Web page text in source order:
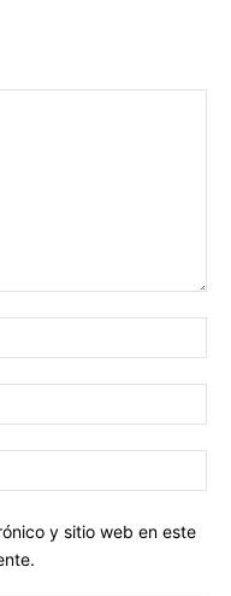
y sitio web en este